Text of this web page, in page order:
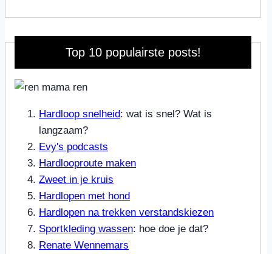
Top 10 populairste posts!
Hardloop snelheid: wat is snel? Wat is
langzaam?
Evy's podcasts
Hardlooproute maken
Zweet in je kruis
Hardlopen met hond
Hardlopen na trekken verstandskiezen
Sportkleding wassen: hoe doe je dat?
Renate Wennemars